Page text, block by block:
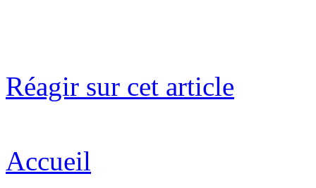
Réagir sur cet article
Accueil